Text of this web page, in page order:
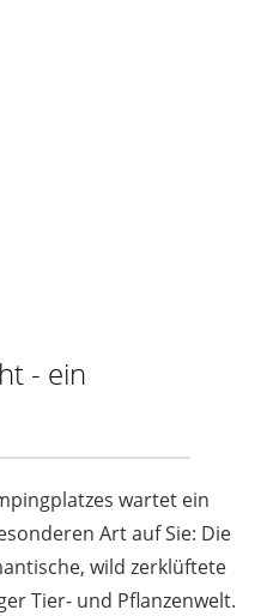
- ein
wartet ein
Art auf Sie: Die
wild zerklüftete
Tier- und Pflanzenwelt.